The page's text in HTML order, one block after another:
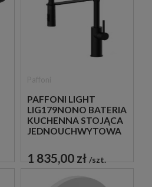
PAFFONI LIGHT
LIG179NONO BATERIA
KUCHENNA STOJĄCA
JEDNOUCHWYTOWA
1 835,00 zł szt.